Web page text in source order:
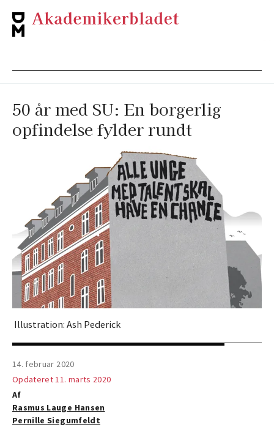
50 år med SU: En borgerlig
opfindelse fylder rundt
Illustration: Ash Pederick
14. februar 2020
Opdateret 11. marts 2020
Af
Rasmus Lauge Hansen
Pernille Siegumfeldt